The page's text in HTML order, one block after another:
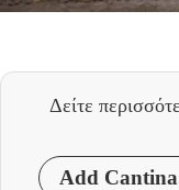
Δείτε
Add